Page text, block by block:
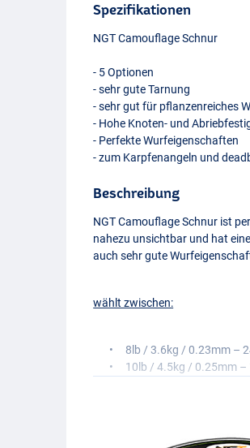
Spezifikationen
NGTCamouflage Schnur
- 5 Optionen
- sehr gute Tarnung
- sehr gut für pflanzenreiches
- Hohe Knoten- und
- Perfekte Wurfeigenschaften
- zum Karpfenangeln und
Beschreibung
NGTCamouflage Schnur ist
nahezu unsichtbar und hat
auch sehr gute
wählt zwischen:
8lb / 3.6kg / 0.23mm –
10lb / 4.5kg / 0.25mm –
15lb / 6.8Kg / 0.30mm